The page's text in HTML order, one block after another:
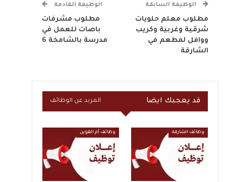
الوظيفة السابقة
مطلوب معلم حلويات
شرقية وغربية وكريب
ووافل لمطعم في
الشارقة
الوظيفة القادمة
مطلوب مشرفات
باصات للعمل في
مدرسة بالشامخة 6
قد يعجبك ايضا المزيد عن الوظائف
وظائف الشارقة وظائف أم القوين